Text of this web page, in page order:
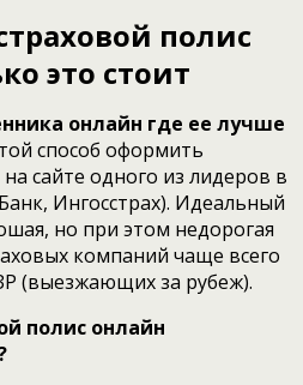
полис
это стоит
онлайн где ее лучше
способ оформить
сайте одного из лидеров в
Ингосстрах). Идеальный
но при этом недорогая
компаний чаще всего
(выезжающих за рубеж).
полис онлайн